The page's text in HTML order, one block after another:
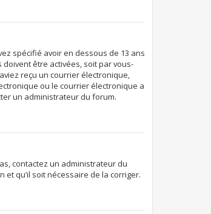
spécifié avoir en dessous de 13 ans
être activées, soit par vous-
reçu un courrier électronique,
ou le courrier électronique a
un administrateur du forum.
contactez un administrateur du
qu’il soit nécessaire de la corriger.